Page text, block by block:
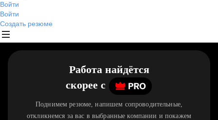
Войти
Войти
Создать резюме
Работа найдётся
скорее c
Поднимем резюме, напишем сопроводительные,
откликнемся за вас в выбранные компании и покажем